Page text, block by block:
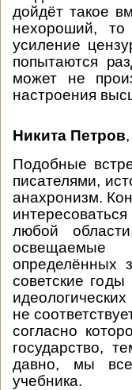
дойдёт такое
нехороший,
усиление
попытаются
может не
настроения
Никита Петров,
Подобные
писателями,
анахронизм.
любой
освещаемые
определённых
советские
не
согласно
государство,
давно, мы все
учебника.